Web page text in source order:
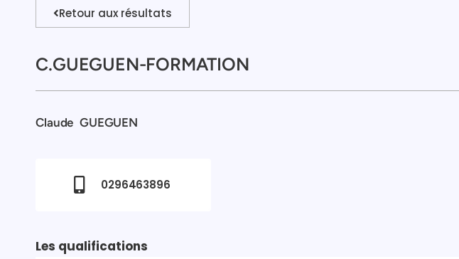
Retour aux résultats
C.GUEGUEN-FORMATION
Claude GUEGUEN
0296463896
Les qualifications